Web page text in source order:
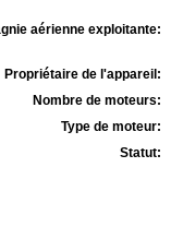
aérienne exploitante:
Propriétaire de l'appareil:
Nombre de moteurs:
Type de moteur:
Statut: